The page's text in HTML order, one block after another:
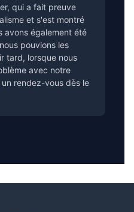
qui a fait preuve
et s'est montré
avons également été
pouvions les
tard, lorsque nous
avec notre
rendez-vous dès le